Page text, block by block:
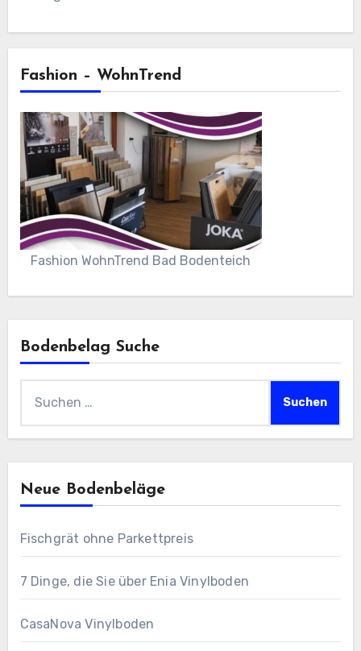
Fashion – WohnTrend
Fashion WohnTrend Bad Bodenteich
Bodenbelag Suche
Neue Bodenbeläge
Fischgrät ohne Parkettpreis
7 Dinge, die Sie über Enia Vinylboden
CasaNova Vinylboden